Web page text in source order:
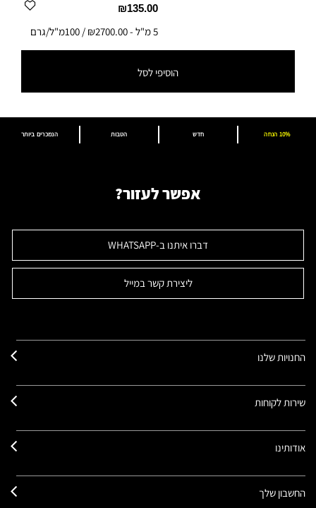
₪135.00
5 מ"ל -₪2700.00 / 100מ"ל/גרם
הוסיפי לסל
הנמכרים ביותר הטבות חדש 10% הנחה
אפשר לעזור?
דברו איתנו ב-WHATSAPP
ליצירת קשר במייל
החנויות שלנו
שירות לקוחות
אודותינו
החשבון שלך